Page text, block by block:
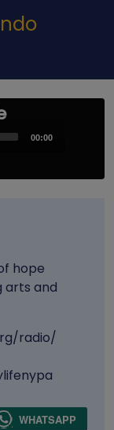
principal
00:00
hope
arts and
radio/
WHATSAPP